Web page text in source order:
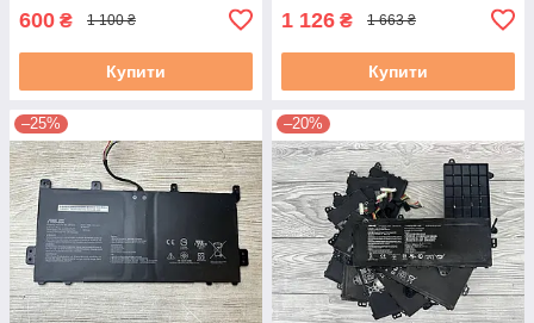
600 ₴ 1 100 ₴
Купити
1 126 ₴ 1 663 ₴
Купити
–25% –20%